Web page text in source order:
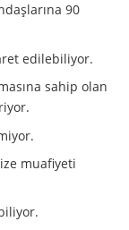
90
edilebiliyor.
sahip olan
muafiyeti